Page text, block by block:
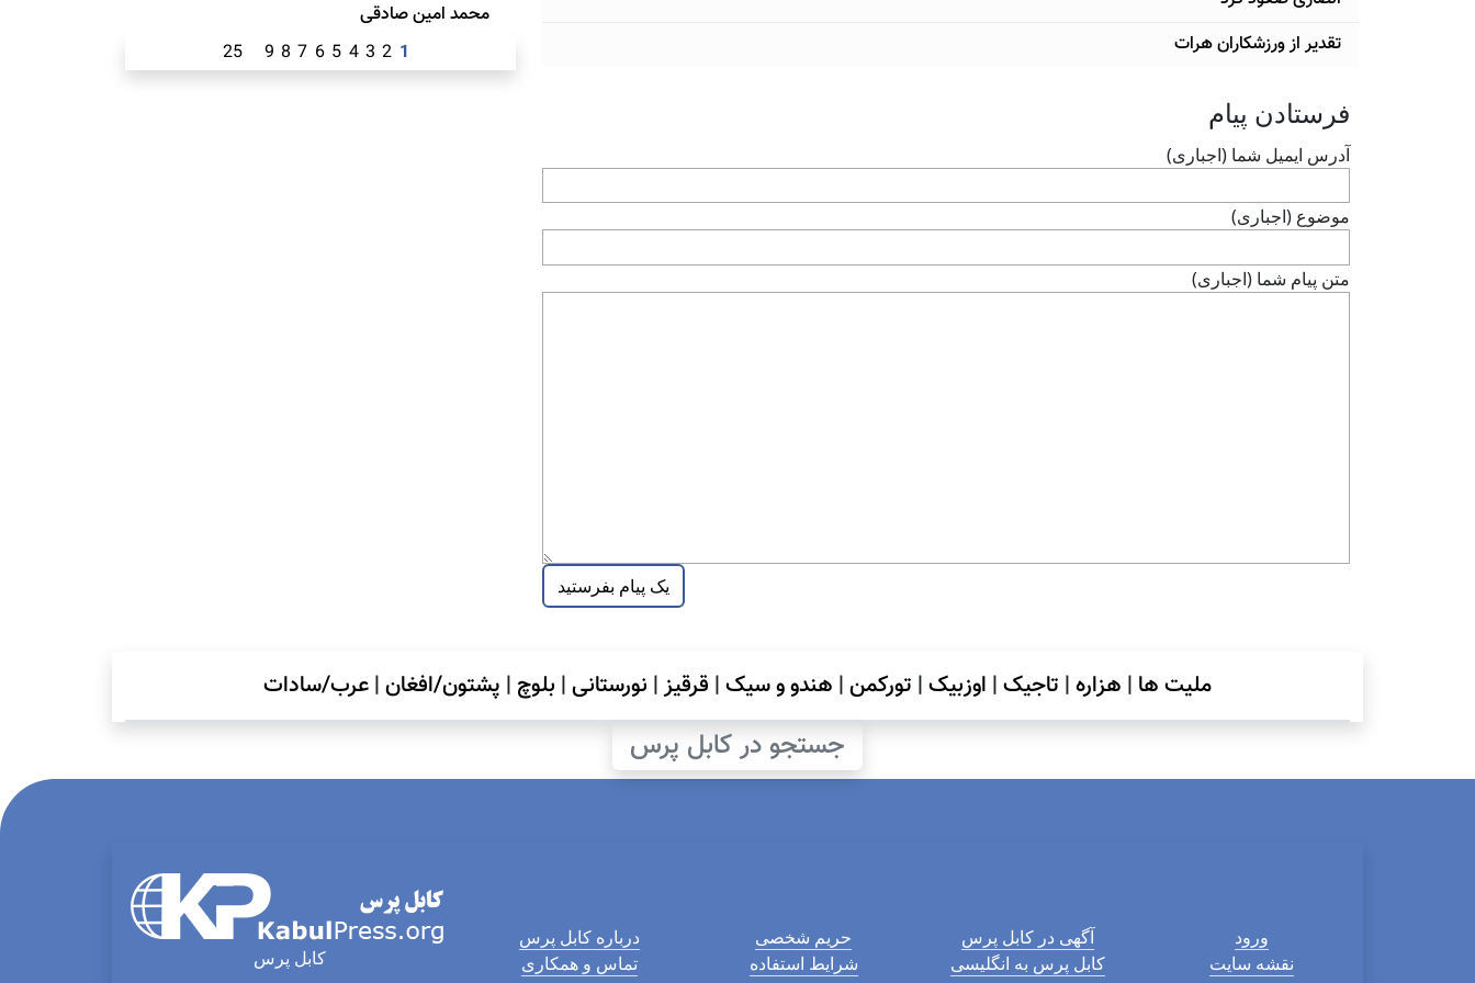
تقدیر از ورزشکاران هرات
فرستادن پيام
آدرس ايميل شما (اجباری)
موضوع (اجباری)
متن پيام شما (اجباری)
محمد امين صادقی
1
2
3
4
5
6
7
8
9
25
ملیت ها | هزاره| تاجیک| اوزبیک| تورکمن| هندو و سیک| قرقیز| نورستانی| بلوچ | پشتون/افغان|عرب/سادات
جستجو در کابل پرس
کابل پرس
درباره کابل پرس
تماس و همکاری
حریم شخصی
شرایط استفاده
آگهی در کابل پرس
کابل پرس به انگلیسی
ورود
نقشه سایت